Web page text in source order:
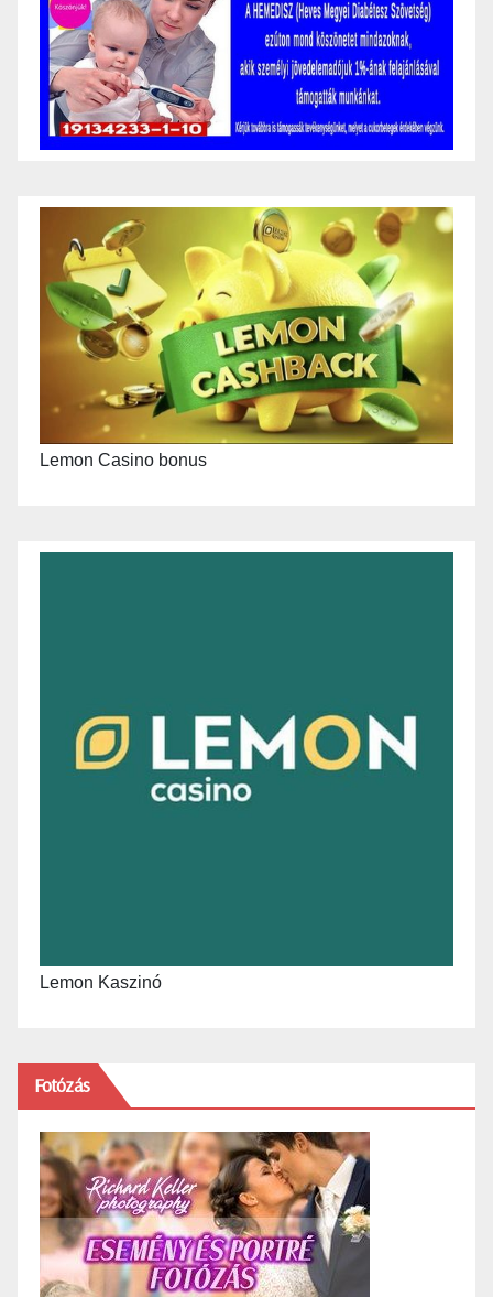
Lemon Casino bonus
Lemon Kaszinó
Fotózás